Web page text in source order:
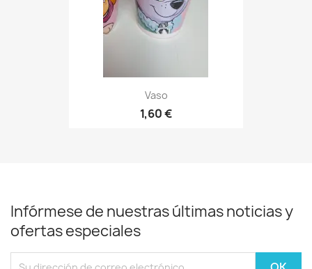
Vaso
1,60 €
Infórmese de nuestras últimas noticias y
ofertas especiales